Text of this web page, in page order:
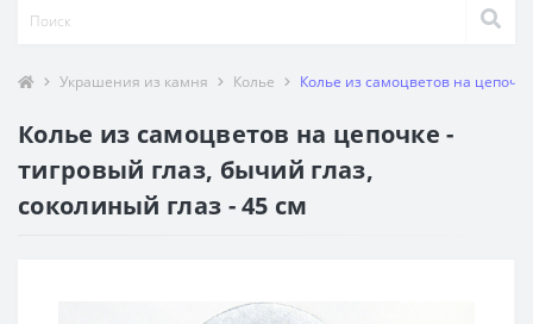
Украшения из камня Колье Колье из самоцветов на
Колье из самоцветов на цепочке -
тигровый глаз, бычий глаз,
соколиный глаз - 45 см